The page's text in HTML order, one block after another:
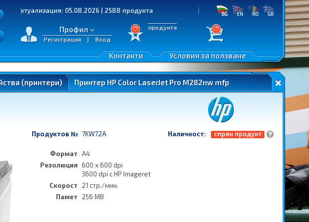
05.08.2026 | 2588 продукта
Профил
Регистрация| Вход
продукта
Условия за ползване
Контакти
(принтери) Принтер HP Color LaserJet Pro M282nw mfp
Продуктов № 7KW72A
Формат A4
Резолюция 600 x 600 dpi
3600 dpi с HP Imageret
Скорост
21 стр./мин.
Памет
256 MB
Наличност: спрян продукт